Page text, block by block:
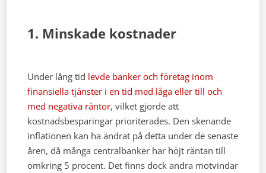
1. Minskade kostnader
Under lång tid levde banker och företag inom
finansiella tjänster i en tid med låga eller till och
med negativa räntor, vilket gjorde att
kostnadsbesparingar prioriterades. Den skenande
inflationen kan ha ändrat på detta under de senaste
åren, då många centralbanker har höjt räntan till
omkring 5 procent. Det finns dock andra motvindar